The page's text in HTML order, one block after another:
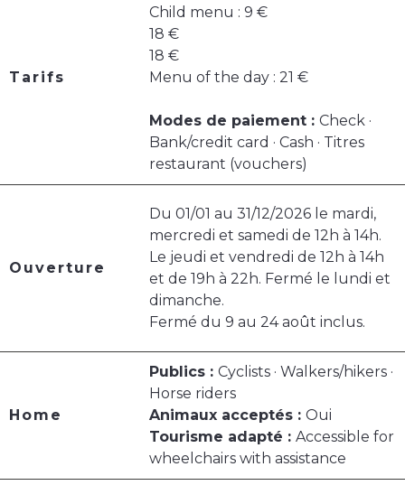
Tarifs
Child menu : 9 €
18 €
18 €
Menu of the day : 21 €
Modes de paiement : Check ·
Bank/credit card · Cash · Titres
restaurant (vouchers)
Ouverture
Du 01/01 au 31/12/2026 le mardi,
mercredi et samedi de 12h à 14h.
Le jeudi et vendredi de 12h à 14h
et de 19h à 22h. Fermé le lundi et
dimanche.
Fermé du 9 au 24 août inclus.
Home
Publics : Cyclists · Walkers/hikers ·
Horse riders
Animaux acceptés : Oui
Tourisme adapté : Accessible for
wheelchairs with assistance